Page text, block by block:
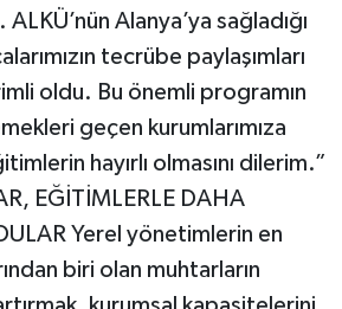
Alanya’ya sağladığı
tecrübe paylaşımları
oldu. Bu önemli programın
geçen kurumlarımıza
hayırlı olmasını dilerim.”
EĞİTİMLERLE DAHA
Yerel yönetimlerin en
biri olan muhtarların